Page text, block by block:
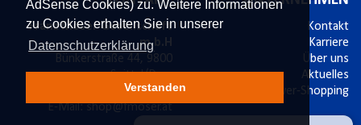
AdSense Cookies) zu. Weitere Informationen
zu Cookies erhalten Sie in unserer
Datenschutzerklärung
Verstanden
Franz Moser Gesellschaft
m.b.H
Bünkerstraße 44, 9800
Spittal/Drau
+43 4762 5401 287
E-Mail: shop@fmoser.at
Kontakt
Karriere
Über uns
Aktuelles
Power-Shopping
×